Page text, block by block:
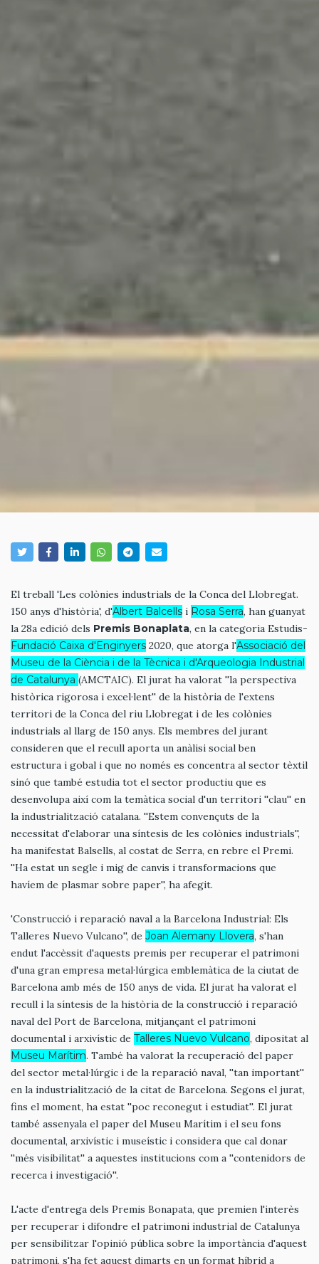
El treball 'Les colònies industrials de la Conca del Llobregat.
150 anys d'història', d'Albert Balcells i Rosa Serra, han guanyat
la 28a edició dels Premis Bonaplata, en la categoria Estudis-
Fundació Caixa d'Enginyers 2020, que atorga l'Associació del
Museu de la Ciència i de la Tècnica i d'Arqueologia Industrial
de Catalunya (AMCTAIC). El jurat ha valorat ''la perspectiva
històrica rigorosa i excel·lent'' de la història de l'extens
territori de la Conca del riu Llobregat i de les colònies
industrials al llarg de 150 anys. Els membres del jurant
consideren que el recull aporta un anàlisi social ben
estructura i gobal i que no només es concentra al sector tèxtil
sinó que també estudia tot el sector productiu que es
desenvolupa així com la temàtica social d'un territori ''clau'' en
la industrialització catalana. ''Estem convençuts de la
necessitat d'elaborar una síntesis de les colònies industrials'',
ha manifestat Balsells, al costat de Serra, en rebre el Premi.
''Ha estat un segle i mig de canvis i transformacions que
havíem de plasmar sobre paper'', ha afegit.
'Construcció i reparació naval a la Barcelona Industrial: Els
Talleres Nuevo Vulcano'', de Joan Alemany Llovera, s'han
endut l'accèssit d'aquests premis per recuperar el patrimoni
d'una gran empresa metal·lúrgica emblemàtica de la ciutat de
Barcelona amb més de 150 anys de vida. El jurat ha valorat el
recull i la síntesis de la història de la construcció i reparació
naval del Port de Barcelona, mitjançant el patrimoni
documental i arxivístic de Talleres Nuevo Vulcano, dipositat al
Museu Marítim. També ha valorat la recuperació del paper
del sector metal·lúrgic i de la reparació naval, ''tan important''
en la industrialització de la citat de Barcelona. Segons el jurat,
fins el moment, ha estat ''poc reconegut i estudiat''. El jurat
també assenyala el paper del Museu Marítim i el seu fons
documental, arxivístic i museístic i considera que cal donar
''més visibilitat'' a aquestes institucions com a ''contenidors de
recerca i investigació''.
L'acte d'entrega dels Premis Bonapata, que premien l'interès
per recuperar i difondre el patrimoni industrial de Catalunya
per sensibilitzar l'opinió pública sobre la importància d'aquest
patrimoni, s'ha fet aquest dimarts en un format híbrid a